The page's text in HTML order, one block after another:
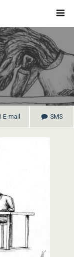
E-mail SMS